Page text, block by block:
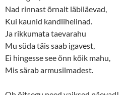
w
i
d
o
w
)
w
n
d
o
w
)
Nad rinnast õrnalt läbiläevad,
Kui kaunid kandlihelinad.
Ja rikkumata taevarahu
Mu süda täis saab igavest,
Ei hingesse see õnn kõik mahu,
Mis särab armusilmadest.